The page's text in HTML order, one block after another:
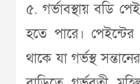
৫. গর্ভাবস্থায় বডি
হতে পারে।
থাকে যা গর্ভস্থ